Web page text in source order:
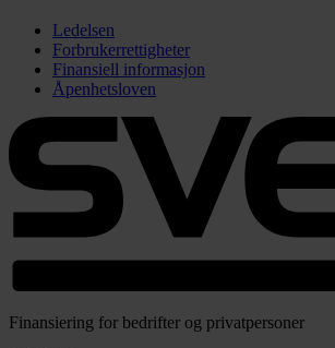
Ledelsen
Forbrukerrettigheter
Finansiell informasjon
Åpenhetsloven
Finansiering for bedrifter og privatpersoner